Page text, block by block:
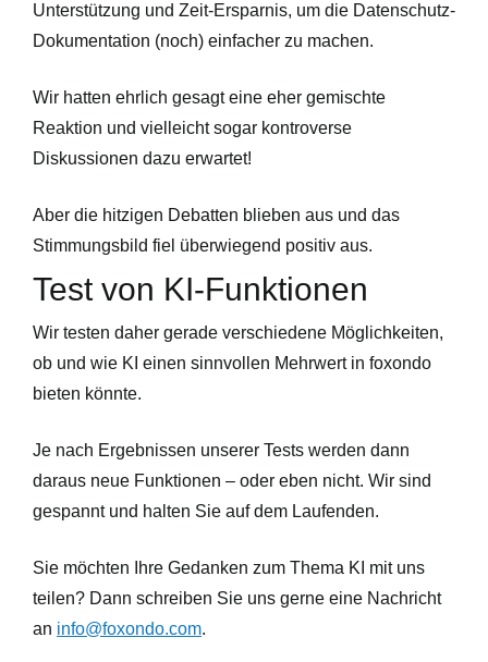
Unterstützung und Zeit-Ersparnis, um die Datenschutz-
Dokumentation (noch) einfacher zu machen.
Wir hatten ehrlich gesagt eine eher gemischte
Reaktion und vielleicht sogar kontroverse
Diskussionen dazu erwartet!
Aber die hitzigen Debatten blieben aus und das
Stimmungsbild fiel überwiegend positiv aus.
Test von KI-Funktionen
Wir testen daher gerade verschiedene Möglichkeiten,
ob und wie KI einen sinnvollen Mehrwert in foxondo
bieten könnte.
Je nach Ergebnissen unserer Tests werden dann
daraus neue Funktionen – oder eben nicht. Wir sind
gespannt und halten Sie auf dem Laufenden.
Sie möchten Ihre Gedanken zum Thema KI mit uns
teilen? Dann schreiben Sie uns gerne eine Nachricht
an info@foxondo.com.